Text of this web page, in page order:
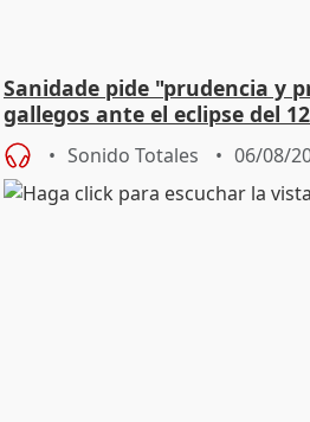
Sanidade pide "prudencia y
gallegos ante el eclipse del
Sonido Totales 06/08/